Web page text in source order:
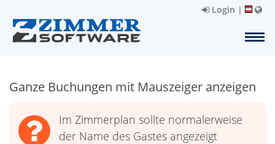
Login |
Ganze Buchungen mit Mauszeiger anzeigen
Im Zimmerplan sollte normalerweise
der Name des Gastes angezeigt